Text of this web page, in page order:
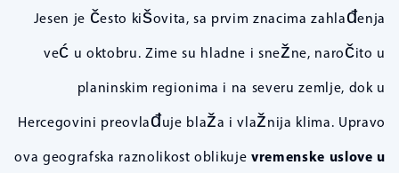
Jesen je često kišovita, sa prvim znacima zahlađenja
već u oktobru. Zime su hladne i snežne, naročito u
planinskim regionima i na severu zemlje, dok u
Hercegovini preovlađuje blaža i vlažnija klima. Upravo
ova geografska raznolikost oblikujevremenske uslove u